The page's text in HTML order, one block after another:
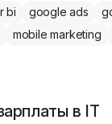
bi google ads
mobile marketing
в IT